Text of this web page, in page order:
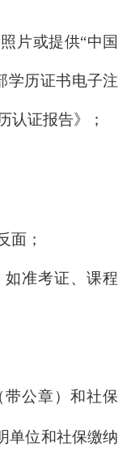
片或提供“中国
学历证书电子注
认证报告》；
面；
准考证、课程
公章）和社保
单位和社保缴纳